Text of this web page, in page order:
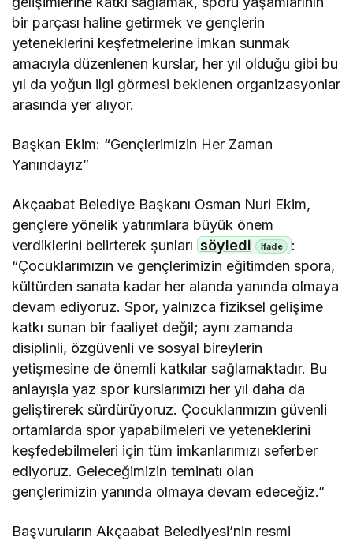
bir parçası haline getirmek ve gençlerin
yeteneklerini keşfetmelerine imkan sunmak
amacıyla düzenlenen kurslar, her yıl olduğu gibi bu
yıl da yoğun ilgi görmesi beklenen organizasyonlar
arasında yer alıyor.
Başkan Ekim: “Gençlerimizin Her Zaman
Yanındayız”
Akçaabat Belediye Başkanı Osman Nuri Ekim,
gençlere yönelik yatırımlara büyük önem
verdiklerini belirterek şunları söyledi
:
“Çocuklarımızın ve gençlerimizin eğitimden spora,
kültürden sanata kadar her alanda yanında olmaya
devam ediyoruz. Spor, yalnızca fiziksel gelişime
katkı sunan bir faaliyet değil; aynı zamanda
disiplinli, özgüvenli ve sosyal bireylerin
yetişmesine de önemli katkılar sağlamaktadır. Bu
anlayışla yaz spor kurslarımızı her yıl daha da
geliştirerek sürdürüyoruz. Çocuklarımızın güvenli
ortamlarda spor yapabilmeleri ve yeteneklerini
keşfedebilmeleri için tüm imkanlarımızı seferber
ediyoruz. Geleceğimizin teminatı olan
gençlerimizin yanında olmaya devam edeceğiz.”
Başvuruların Akçaabat Belediyesi’nin resmi